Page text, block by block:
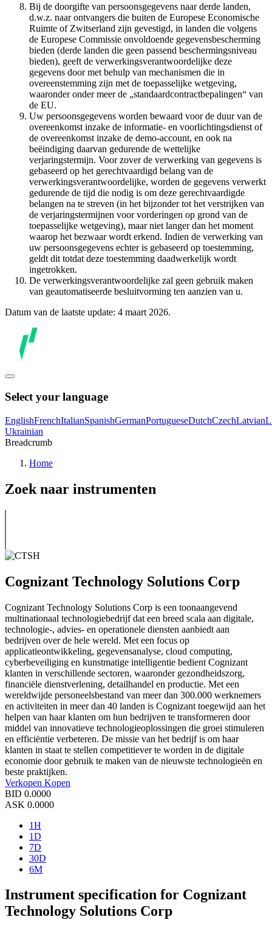
Bij de doorgifte van persoonsgegevens naar derde landen,
d.w.z. naar ontvangers die buiten de Europese Economische
Ruimte of Zwitserland zijn gevestigd, in landen die volgens
de Europese Commissie onvoldoende gegevensbescherming
bieden (derde landen die geen passend beschermingsniveau
bieden), geeft de verwerkingsverantwoordelijke deze
gegevens door met behulp van mechanismen die in
overeenstemming zijn met de toepasselijke wetgeving,
waaronder onder meer de „standaardcontractbepalingen“ van
de EU.
Uw persoonsgegevens worden bewaard voor de duur van de
overeenkomst inzake de informatie- en voorlichtingsdienst of
de overeenkomst inzake de demo-account, en ook na
beëindiging daarvan gedurende de wettelijke
verjaringstermijn. Voor zover de verwerking van gegevens is
gebaseerd op het gerechtvaardigd belang van de
verwerkingsverantwoordelijke, worden de gegevens verwerkt
gedurende de tijd die nodig is om deze gerechtvaardigde
belangen na te streven (in het bijzonder tot het verstrijken van
de verjaringstermijnen voor vorderingen op grond van de
toepasselijke wetgeving), maar niet langer dan het moment
waarop het bezwaar wordt erkend. Indien de verwerking van
uw persoonsgegevens echter is gebaseerd op toestemming,
geldt dit totdat deze toestemming daadwerkelijk wordt
ingetrokken.
De verwerkingsverantwoordelijke zal geen gebruik maken
van geautomatiseerde besluitvorming ten aanzien van u.
Datum van de laatste update: 4 maart 2026.
Select your language
EnglishFrenchItalianSpanishGermanPortugueseDutchCzechLatvian
Ukrainian
Breadcrumb
Home
Zoek naar instrumenten
Cognizant Technology Solutions Corp
Cognizant Technology Solutions Corp is een toonaangevend
multinationaal technologiebedrijf dat een breed scala aan digitale,
technologie-, advies- en operationele diensten aanbiedt aan
bedrijven over de hele wereld. Met een focus op
applicatieontwikkeling, gegevensanalyse, cloud computing,
cyberbeveiliging en kunstmatige intelligentie bedient Cognizant
klanten in verschillende sectoren, waaronder gezondheidszorg,
financiële dienstverlening, detailhandel en productie. Met een
wereldwijde personeelsbestand van meer dan 300.000 werknemers
en activiteiten in meer dan 40 landen is Cognizant toegewijd aan het
helpen van haar klanten om hun bedrijven te transformeren door
middel van innovatieve technologieoplossingen die groei stimuleren
en efficiëntie verbeteren. De missie van het bedrijf is om haar
klanten in staat te stellen competitiever te worden in de digitale
economie door gebruik te maken van de nieuwste technologieën en
beste praktijken.
Verkopen Kopen
BID 0.0000
ASK 0.0000
1H
1D
7D
30D
6M
Instrument specification for Cognizant
Technology Solutions Corp